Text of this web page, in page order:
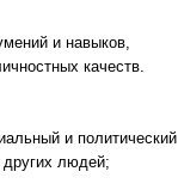
и навыков,
качеств.
и политический
других людей;